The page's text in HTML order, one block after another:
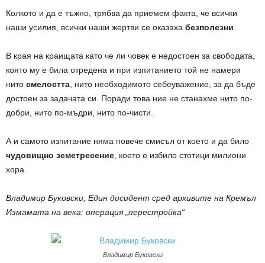
Колкото и да е тъжно, трябва да приемем факта, че всички
наши усилия, всички наши жертви се оказаха безполезни
В края на краищата като че ли човек е недостоен за свободата,
която му е била отредена и при изпитанието той не намери
нито смелостта , нито необходимото себеуважение, за да бъде
достоен за задачата си. Поради това ние не станахме нито по-
добри, нито по-мъдри, нито по-чисти.
А и самото изпитание няма повече смисъл от което и да било
чудовищно земетресение , което е избило стотици милиони
хора.
Владимир Буковски, Един дисидент сред архивите на Кремъл
Измамата на века: операция „перестройка“
Владимир Буковски